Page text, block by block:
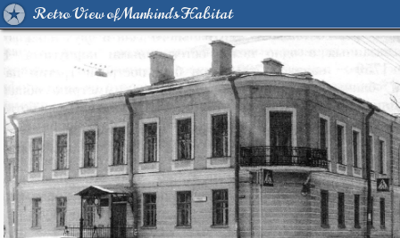
Retro View of Mankind's Habitat